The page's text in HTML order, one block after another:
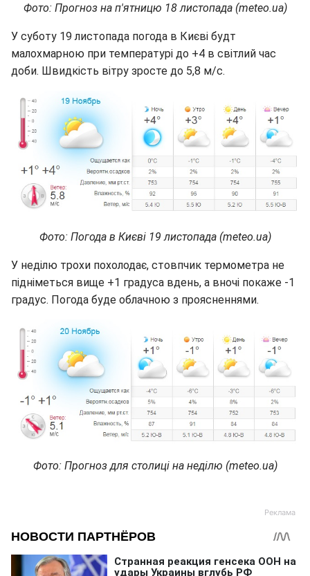
Фото: Прогноз на п'ятницю 18 листопада (meteo.ua)
У суботу 19 листопада погода в Києві будт
малохмарною при температурі до +4 в світлий час
доби. Швидкість вітру зросте до 5,8 м/с.
Фото: Погода в Києві 19 листопада (meteo.ua)
У неділю трохи похолодає, стовпчик термометра не
підніметься вище +1 градуса вдень, а вночі покаже -1
градус. Погода буде облачною з проясненнями.
Фото: Прогноз для столиці на неділю (meteo.ua)